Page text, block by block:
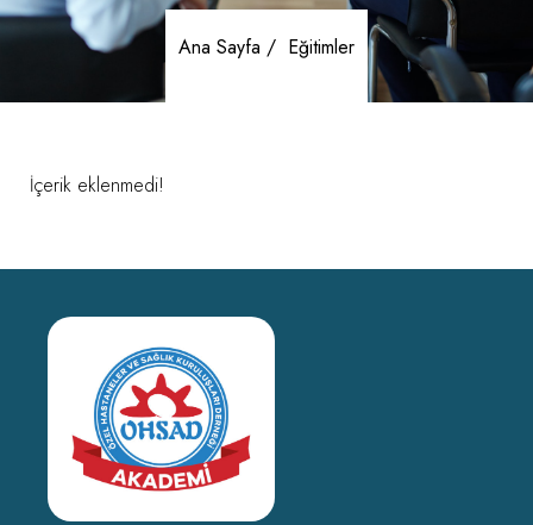
Ana Sayfa / Eğitimler
İçerik eklenmedi!